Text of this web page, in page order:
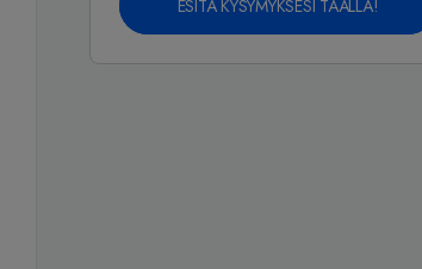
ESITÄ KYSYMYKSESI TÄÄLLÄ!